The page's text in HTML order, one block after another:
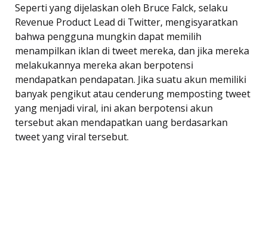
Seperti yang dijelaskan oleh Bruce Falck, selaku
Revenue Product Lead di Twitter, mengisyaratkan
bahwa pengguna mungkin dapat memilih
menampilkan iklan di tweet mereka, dan jika mereka
melakukannya mereka akan berpotensi
mendapatkan pendapatan. Jika suatu akun memiliki
banyak pengikut atau cenderung memposting tweet
yang menjadi viral, ini akan berpotensi akun
tersebut akan mendapatkan uang berdasarkan
tweet yang viral tersebut.